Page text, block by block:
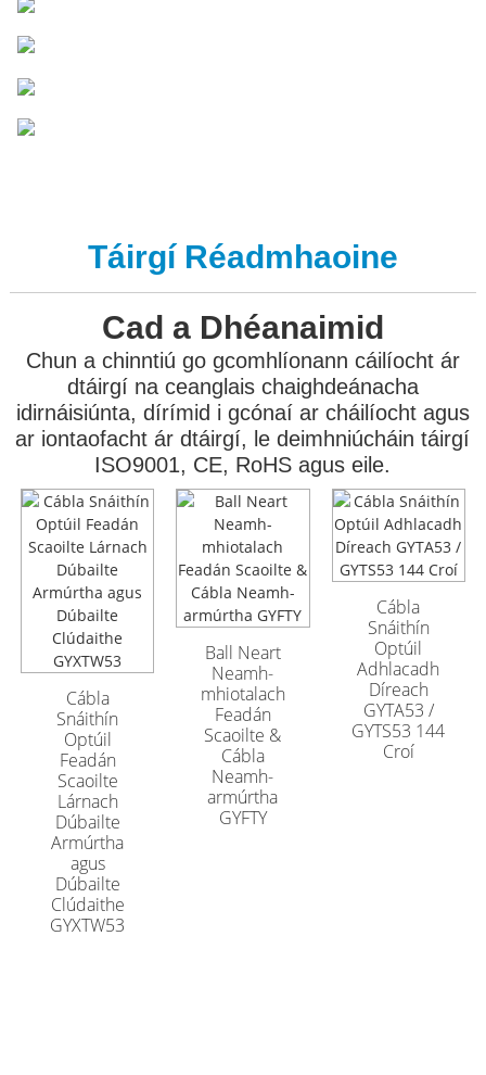
Táirgí Réadmhaoine
Cad a Dhéanaimid
Chun a chinntiú go gcomhlíonann cáilíocht ár
dtáirgí na ceanglais chaighdeánacha
idirnáisiúnta, dírímid i gcónaí ar cháilíocht agus
ar iontaofacht ár dtáirgí, le deimhniúcháin táirgí
ISO9001, CE, RoHS agus eile.
Cábla
Snáithín
Optúil
Feadán
Scaoilte
Lárnach
Dúbailte
Armúrtha
agus
Dúbailte
Clúdaithe
GYXTW53
Ball Neart
Neamh-
mhiotalach
Feadán
Scaoilte &
Cábla
Neamh-
armúrtha
GYFTY
Cábla
Snáithín
Optúil
Adhlacadh
Díreach
GYTA53 /
GYTS53 144
Croí
Cábla Optúil
Lasmuigh Armúrtha
GYFTA53 96 Croí
Cábla Optúil
Lasmuigh Armúrtha
GYFTA53 96 Croí